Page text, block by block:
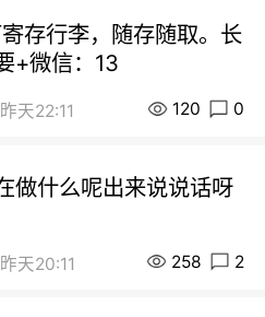
存行李，随存随取。长
+微信：13
昨天22:11 120 0
做什么呢出来说说话呀
昨天20:11 258 2